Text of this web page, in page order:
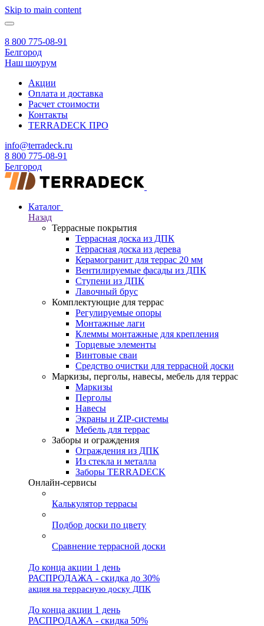
Skip to main content
8 800 775-08-91
Белгород
Наш шоурум
Акции
Оплата и доставка
Расчет стоимости
Контакты
TERRADECK ПРО
info@terradeck.ru
8 800 775-08-91
Белгород
Каталог
Назад
Террасные покрытия
Террасная доска из ДПК
Террасная доска из дерева
Керамогранит для террас 20 мм
Вентилируемые фасады из ДПК
Ступени из ДПК
Лавочный брус
Комплектующие для террас
Регулируемые опоры
Монтажные лаги
Клеммы монтажные для крепления
Торцевые элементы
Винтовые сваи
Средство очистки для террасной доски
Маркизы, перголы, навесы, мебель для террас
Маркизы
Перголы
Навесы
Экраны и ZIP-системы
Мебель для террас
Заборы и ограждения
Ограждения из ДПК
Из стекла и металла
Заборы TERRADECK
Онлайн-сервисы
Калькулятор террасы
Подбор доски по цвету
Сравнение террасной доски
До конца акции 1 день
РАСПРОДАЖА - скидка до 30%
акция на террасную доску ДПК
До конца акции 1 день
РАСПРОДАЖА - скидка 50%